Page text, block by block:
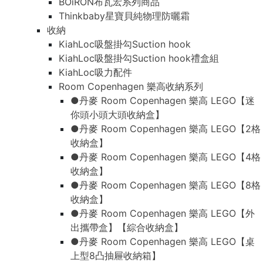
Thinkbaby星寶貝純物理防曬霜
收納
KiahLoc吸盤掛勾Suction hook
KiahLoc吸盤掛勾Suction hook禮盒組
KiahLoc吸力配件
Room Copenhagen 樂高收納系列
●丹麥 Room Copenhagen 樂高 LEGO【迷
你頭小頭大頭收納盒】
●丹麥 Room Copenhagen 樂高 LEGO【2格
收納盒】
●丹麥 Room Copenhagen 樂高 LEGO【4格
收納盒】
●丹麥 Room Copenhagen 樂高 LEGO【8格
收納盒】
●丹麥 Room Copenhagen 樂高 LEGO【外
出攜帶盒】【綜合收納盒】
●丹麥 Room Copenhagen 樂高 LEGO【桌
上型8凸抽屜收納箱】